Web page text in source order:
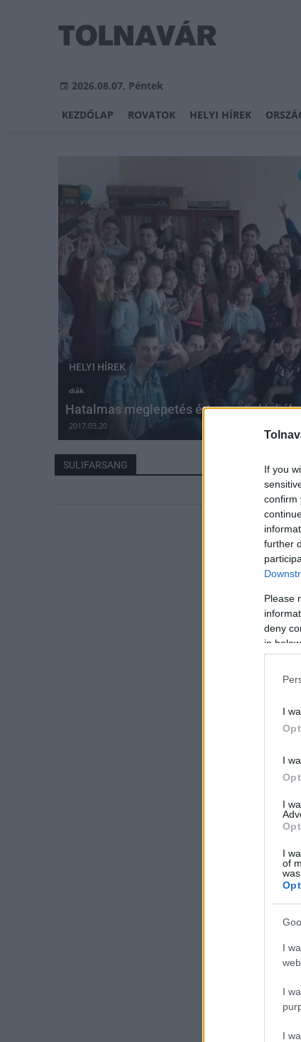
If you
confirm
further
Please
deny
in
I
I
I
I
of
I
I
I
2026.08.07, Péntek
KEZDŐLAP ROVATOK HELYI HÍREK
HELYI HÍREK
diák
Hatalmas meglepetés érte a gyönki
2017.03.20
SULIFARSANG